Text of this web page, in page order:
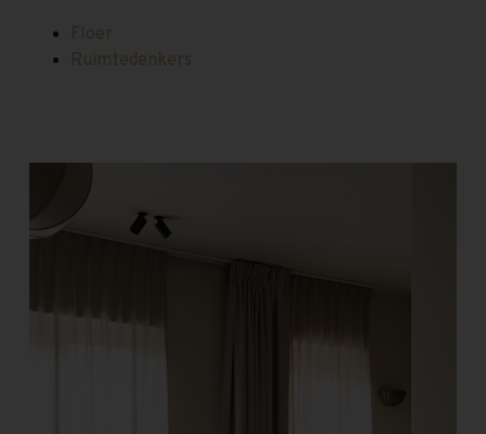
Floer
Ruimtedenkers